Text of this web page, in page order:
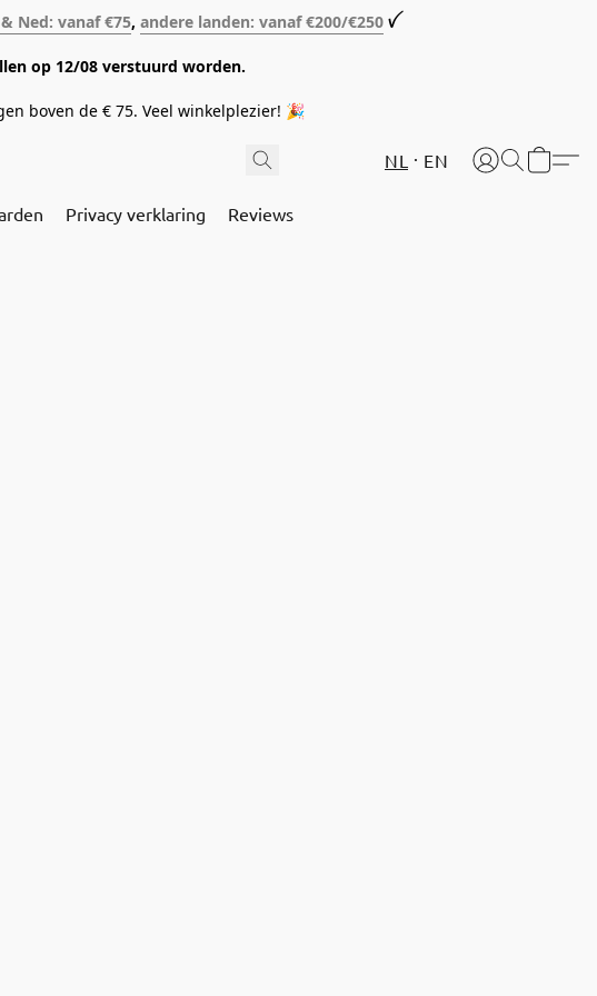
Ned: vanaf €75, andere landen: vanaf €200/€250 ꪜ
op 12/08 verstuurd worden.
boven de € 75. Veel winkelplezier! 🎉
NL EN
Privacy verklaring Reviews